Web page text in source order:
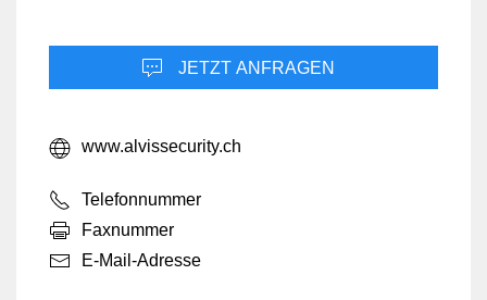
JETZT ANFRAGEN
www.alvissecurity.ch
Telefonnummer
Faxnummer
E-Mail-Adresse